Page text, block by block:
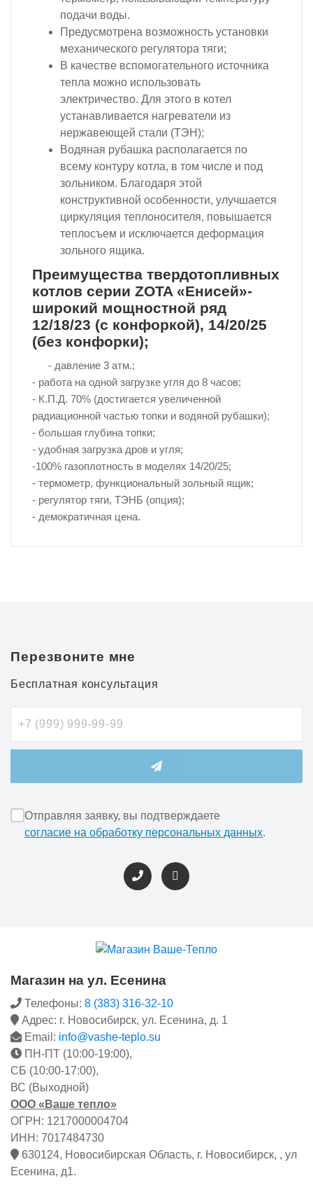
подачи воды.
Предусмотрена возможность установки
механического регулятора тяги;
В качестве вспомогательного источника
тепла можно использовать
электричество. Для этого в котел
устанавливается нагреватели из
нержавеющей стали (ТЭН);
Водяная рубашка располагается по
всему контуру котла, в том числе и под
зольником. Благодаря этой
конструктивной особенности, улучшается
циркуляция теплоносителя, повышается
теплосъем и исключается деформация
зольного ящика.
Преимущества твердотопливных
котлов серии ZOTA «Енисей»-
широкий мощностной ряд
12/18/23 (с конфоркой), 14/20/25
(без конфорки);
- давление 3 атм.;
- работа на одной загрузке угля до 8 часов;
- К.П.Д. 70% (достигается увеличенной
радиационной частью топки и водяной рубашки);
- большая глубина топки;
- удобная загрузка дров и угля;
-100% газоплотность в моделях 14/20/25;
- термометр, функциональный зольный ящик;
- регулятор тяги, ТЭНБ (опция);
- демократичная цена.
Перезвоните мне
Бесплатная консультация
Отправляя заявку, вы подтверждаете
согласие на обработку персональных данных.
Магазин на ул. Есенина
Телефоны: 8 (383) 316-32-10
Адрес: г. Новосибирск, ул. Есенина, д. 1
Email: info@vashe-teplo.su
ПН-ПТ (10:00-19:00),
СБ (10:00-17:00),
ВС (Выходной)
ООО «Ваше тепло»
ОГРН: 1217000004704
ИНН: 7017484730
630124, Новосибирская Область, г. Новосибирск, , ул
Есенина, д1.